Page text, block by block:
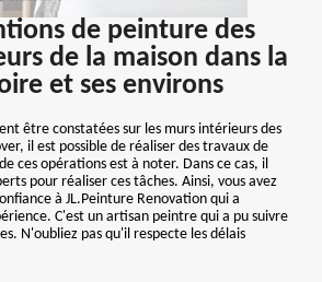
de peinture des
de la maison dans la
et ses environs
être constatées sur les murs intérieurs des
il est possible de réaliser des travaux de
ces opérations est à noter. Dans ce cas, il
pour réaliser ces tâches. Ainsi, vous avez
à JL.Peinture Renovation qui a
C'est un artisan peintre qui a pu suivre
N'oubliez pas qu'il respecte les délais